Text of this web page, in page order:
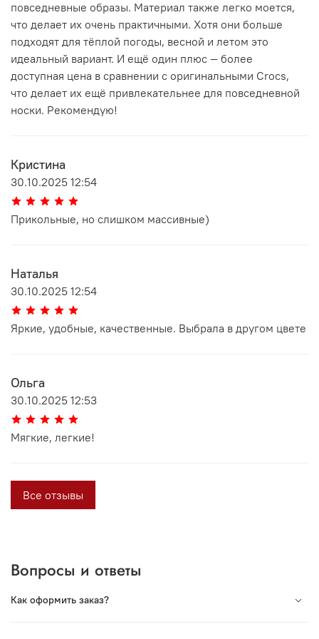
повседневные образы. Материал также легко моется,
что делает их очень практичными. Хотя они больше
подходят для тёплой погоды, весной и летом это
идеальный вариант. И ещё один плюс — более
доступная цена в сравнении с оригинальными Crocs,
что делает их ещё привлекательнее для повседневной
носки. Рекомендую!
Кристина
30.10.2025 12:54
Прикольные, но слишком массивные)
Наталья
30.10.2025 12:54
Яркие, удобные, качественные. Выбрала в другом цвете
Ольга
30.10.2025 12:53
Мягкие, легкие!
Все отзывы
Вопросы и ответы
Как оформить заказ?